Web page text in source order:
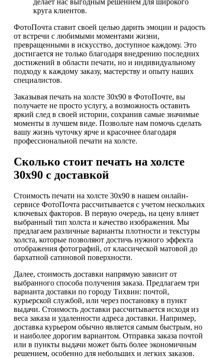
делает нас выгодным решением для широкого
круга клиентов.
ФотоПочта ставит своей целью дарить эмоции и радость
от встречи с любимыми моментами жизни,
превращенными в искусство, доступное каждому. Это
достигается не только благодаря внедрению последних
достижений в области печати, но и индивидуальному
подходу к каждому заказу, мастерству и опыту наших
специалистов.
Заказывая печать на холсте 30х90 в ФотоПочте, вы
получаете не просто услугу, а возможность оставить
яркий след в своей истории, сохранив самые значимые
моменты в лучшем виде. Позвольте нам помочь сделать
вашу жизнь чуточку ярче и красочнее благодаря
профессиональной печати на холсте.
Сколько стоит печать на холсте
30х90 с доставкой
Стоимость печати на холсте 30х90 в нашем онлайн-
сервисе ФотоПочта рассчитывается с учетом нескольких
ключевых факторов. В первую очередь, на цену влияет
выбранный тип холста и качество изображения. Мы
предлагаем различные варианты плотности и текстуры
холста, которые позволяют достичь нужного эффекта
отображения фотографий, от классической матовой до
бархатной сатиновой поверхности.
Далее, стоимость доставки напрямую зависит от
выбранного способа получения заказа. Предлагаем три
варианта доставки по городу Тихвин: почтой,
курьерской службой, или через постановку в пункт
выдачи. Стоимость доставки рассчитывается исходя из
веса заказа и удаленности адреса доставки. Например,
доставка курьером обычно является самым быстрым, но
и наиболее дорогим вариантом. Отправка заказа почтой
или в пункты выдачи может быть более экономичным
решением, особенно для небольших и легких заказов.